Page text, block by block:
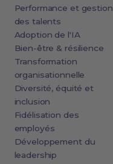
Performance et gestion
des talents
Adoption de l'IA
Bien-être & résilience
Transformation
organisationnelle
Diversité, équité et
inclusion
Fidélisation des
employés
Développement du
leadership